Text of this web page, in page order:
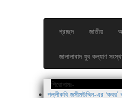
প্রচ্ছদ জাতীয়
জালালাবাদ যুব কল্যাণ
শিরোনামঃ-
পল্লীকবি জসীমউদ্দিন-এর